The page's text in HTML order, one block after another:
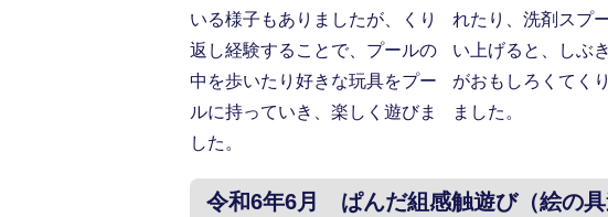
いる様子もありましたが、くり
返し経験することで、プールの
中を歩いたり好きな玩具をプー
ルに持っていき、楽しく遊びま
した。
れたり、洗剤スプ
い上げると、しぶ
がおもしろくてく
ました。
令和6年6月 ぱんだ組感触遊び（絵の具